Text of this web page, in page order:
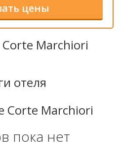
Marchiori
отеля
Corte Marchiori
пока нет